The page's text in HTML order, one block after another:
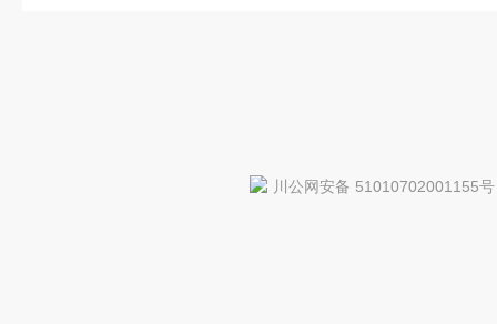
川公网安备 51010702001155号